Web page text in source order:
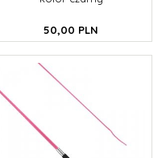
50,00 PLN